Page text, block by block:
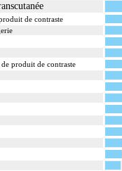
de contraste
produit de contraste